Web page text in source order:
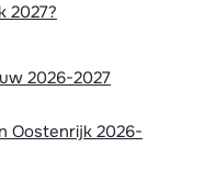
2027?
2026-2027
Oostenrijk 2026-